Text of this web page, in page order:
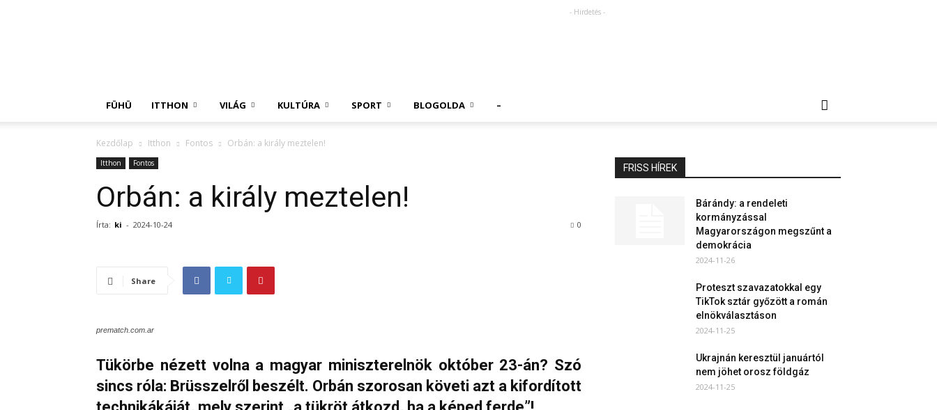
- Hirdetés -
FÜHÜ ITTHON VILÁG KULTÚRA SPORT BLOGOLDA –
Kezdőlap Itthon Fontos Orbán: a király meztelen!
Itthon Fontos
Orbán: a király meztelen!
Írta: ki - 2024-10-24 0
Share
prematch.com.ar
Tükörbe nézett volna a magyar miniszterelnök október 23-án? Szó
sincs róla: Brüsszelről beszélt. Orbán szorosan követi azt a kifordított
FRISS HÍREK
Bárándy: a rendeleti
kormányzással
Magyarországon megszűnt a
demokrácia
2024-11-26
Proteszt szavazatokkal egy
TikTok sztár győzött a román
elnökválasztáson
2024-11-25
Ukrajnán keresztül januártól
nem jöhet orosz földgáz
2024-11-25